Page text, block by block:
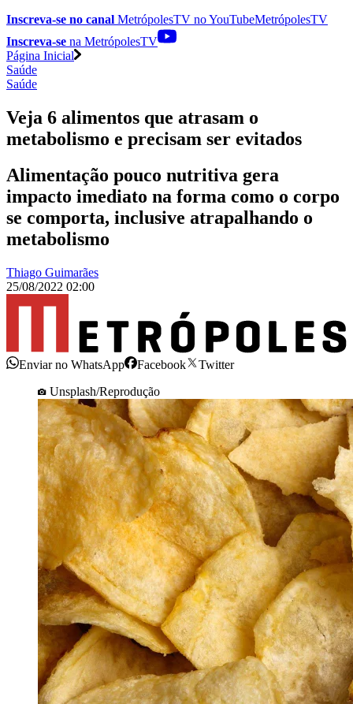
Inscreva-se no canal MetrópolesTV noYouTubeMetrópolesTV
Inscreva-se na MetrópolesTV
Página Inicial
Saúde
Saúde
Veja 6 alimentos que atrasam o
metabolismo e precisam ser evitados
Alimentação pouco nutritiva gera
impacto imediato na forma como o corpo
se comporta, inclusive atrapalhando o
metabolismo
Thiago Guimarães
25/08/2022 02:00
Enviar no WhatsApp Facebook
Twitter
Unsplash/Reprodução